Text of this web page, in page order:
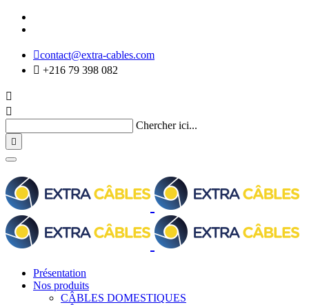
contact@extra-cables.com
 +216 79 398 082


Chercher ici...

Présentation
Nos produits
CÂBLES DOMESTIQUES